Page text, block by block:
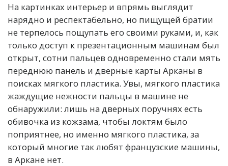
На картинках интерьер и впрямь выглядит
нарядно и респектабельно, но пищущей братии
не терпелось пощупать его своими руками, и, как
только доступ к презентационным машинам был
открыт, сотни пальцев одновременно стали мять
переднюю панель и дверные карты Арканы в
поисках мягкого пластика. Увы, мягкого пластика
жаждущие нежности пальцы в машине не
обнаружили: лишь на дверных поручнях есть
обивочка из кожзама, чтобы локтям было
поприятнее, но именно мягкого пластика, за
который многие так любят французские машины,
в Аркане нет.